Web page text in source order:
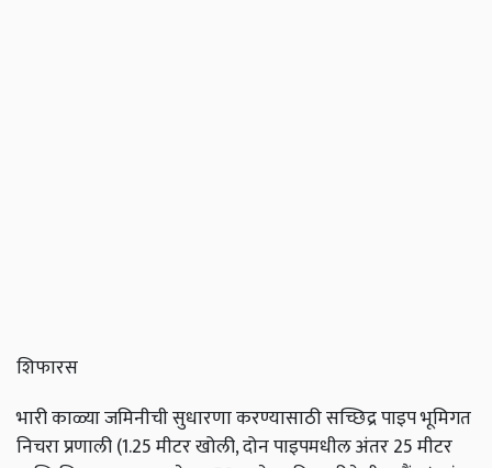
शिफारस
भारी काळ्या जमिनीची सुधारणा करण्यासाठी सच्छिद्र पाइप भूमिगत
निचरा प्रणाली (1.25 मीटर खोली, दोन पाइपमधील अंतर 25 मीटर